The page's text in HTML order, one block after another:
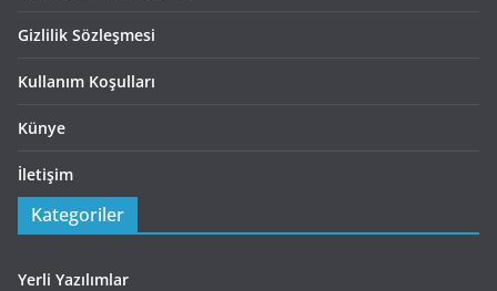
Gizlilik Sözleşmesi
Kullanım Koşulları
Künye
İletişim
Kategoriler
Yerli Yazılımlar